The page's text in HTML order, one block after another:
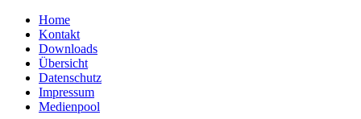
Home
Kontakt
Downloads
Übersicht
Datenschutz
Impressum
Medienpool